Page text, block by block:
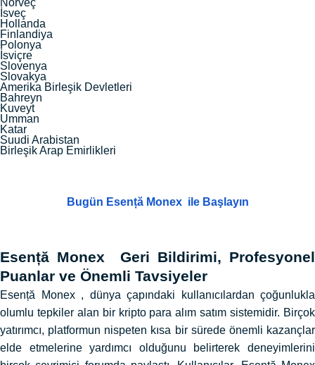
Norveç
İsveç
Hollanda
Finlandiya
Polonya
İsviçre
Slovenya
Slovakya
Amerika Birleşik Devletleri
Bahreyn
Kuveyt
Umman
Katar
Suudi Arabistan
Birleşik Arap Emirlikleri
Bugün Esență Monex ile Başlayın
Esență Monex Geri Bildirimi, Profesyonel
Puanlar ve Önemli Tavsiyeler
Esență Monex , dünya çapındaki kullanıcılardan çoğunlukla
olumlu tepkiler alan bir kripto para alım satım sistemidir. Birçok
yatırımcı, platformun nispeten kısa bir sürede önemli kazançlar
elde etmelerine yardımcı olduğunu belirterek deneyimlerini